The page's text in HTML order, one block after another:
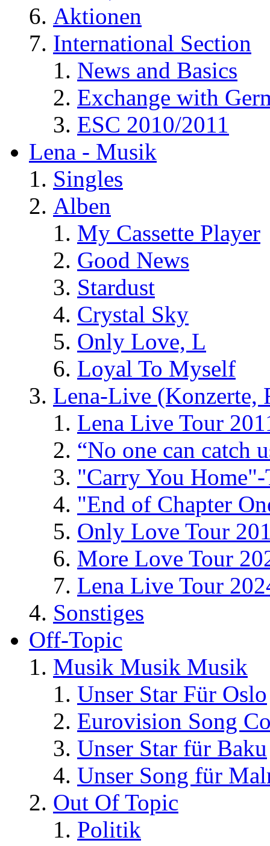
Aktionen
International Section
News and Basics
Exchange with
ESC 2010/2011
Lena - Musik
Singles
Alben
My Cassette Player
Good News
Stardust
Crystal Sky
Only Love, L
Loyal To Myself
Lena-Live (Konzerte,
Lena Live Tour
“No one can catch
"Carry You
"End of Chapter
Only Love Tour
More Love Tour
Lena Live Tour
Sonstiges
Off-Topic
Musik Musik Musik
Unser Star Für Oslo
Eurovision Song
Unser Star für Baku
Unser Song für
Out Of Topic
Politik